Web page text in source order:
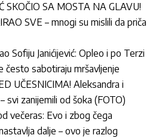
SKOČIO SA MOSTA NA GLAVU!
SVE – mnogi su mislili da priča
Sofiju Janićijević: Opleo i po Terzi
često sabotiraju mršavljenje
UČESNICIMA! Aleksandra i
svi zanijemili od šoka (FOTO)
večeras: Evo i zbog čega
dalje – ovo je razlog